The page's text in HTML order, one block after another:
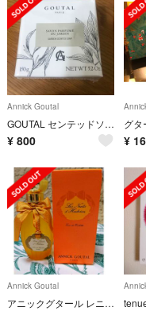
Annick Goutal
GOUTAL センテッドソープ
¥ 800 ¥
Annick Goutal
アニックグタール レニュイダアドリアン オードトワレ